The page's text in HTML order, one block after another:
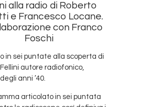
alla radio di Roberto
e Francesco Locane.
con Franco
Foschi
in sei puntate alla scoperta di
autore radiofonico,
anni ’40.
articolato in sei puntata